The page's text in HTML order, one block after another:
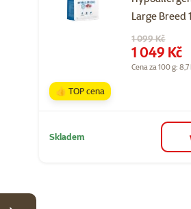
Large Breed
Původní cena
1 099 Kč
Cena
1 049 Kč
Cena za 100 g: 8,7
👍 TOP cena
Skladem